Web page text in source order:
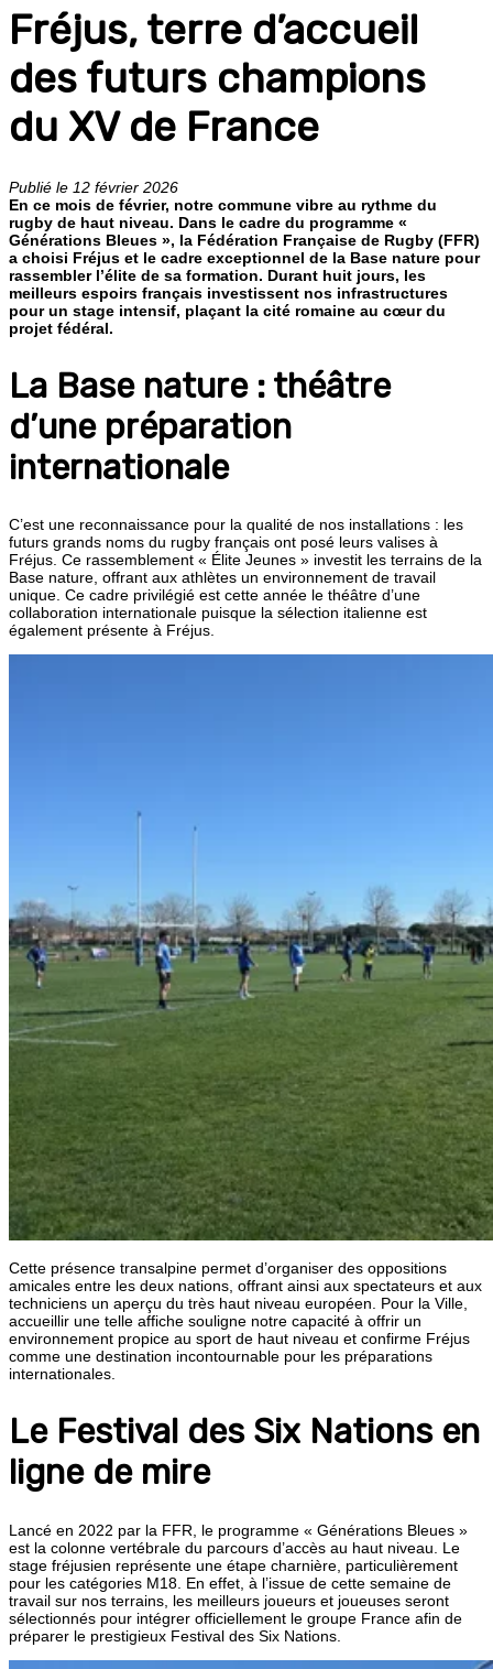
Fréjus, terre d’accueil
des futurs champions
du XV de France
Publié le 12 février 2026
En ce mois de février, notre commune vibre au rythme du
rugby de haut niveau. Dans le cadre du programme «
Générations Bleues », la Fédération Française de Rugby (FFR)
a choisi Fréjus et le cadre exceptionnel de la Base nature pour
rassembler l’élite de sa formation. Durant huit jours, les
meilleurs espoirs français investissent nos infrastructures
pour un stage intensif, plaçant la cité romaine au cœur du
projet fédéral.
La Base nature : théâtre
d’une préparation
internationale
C’est une reconnaissance pour la qualité de nos installations : les
futurs grands noms du rugby français ont posé leurs valises à
Fréjus. Ce rassemblement « Élite Jeunes » investit les terrains de la
Base nature, offrant aux athlètes un environnement de travail
unique. Ce cadre privilégié est cette année le théâtre d’une
collaboration internationale puisque la sélection italienne est
également présente à Fréjus.
Cette présence transalpine permet d’organiser des oppositions
amicales entre les deux nations, offrant ainsi aux spectateurs et aux
techniciens un aperçu du très haut niveau européen. Pour la Ville,
accueillir une telle affiche souligne notre capacité à offrir un
environnement propice au sport de haut niveau et confirme Fréjus
comme une destination incontournable pour les préparations
internationales.
Le Festival des Six Nations en
ligne de mire
Lancé en 2022 par la FFR, le programme « Générations Bleues »
est la colonne vertébrale du parcours d’accès au haut niveau. Le
stage fréjusien représente une étape charnière, particulièrement
pour les catégories M18. En effet, à l’issue de cette semaine de
travail sur nos terrains, les meilleurs joueurs et joueuses seront
sélectionnés pour intégrer officiellement le groupe France afin de
préparer le prestigieux Festival des Six Nations.